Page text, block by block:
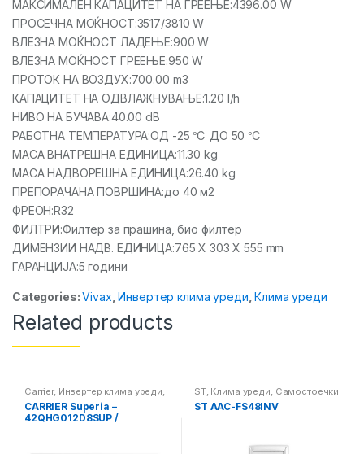
МАКСИМАЛЕН КАПАЦИТЕТ НА ГРЕЕЊЕ:4396.00 W
ПРОСЕЧНА МОЌНОСТ:3517/3810 W
ВЛЕЗНА МОЌНОСТ ЛАДЕЊЕ:900 W
ВЛЕЗНА МОЌНОСТ ГРЕЕЊЕ:950 W
ПРОТОК НА ВОЗДУХ:700.00 m3
КАПАЦИТЕТ НА ОДВЛАЖНУВАЊЕ:1.20 l/h
НИВО НА БУЧАВА:40.00 dB
РАБОТНА ТЕМПЕРАТУРА:ОД -25 ℃ ДО 50 ℃
МАСА ВНАТРЕШНА ЕДИНИЦА:11.30 kg
МАСА НАДВОРЕШНА ЕДИНИЦА:26.40 kg
ПРЕПОРАЧАНА ПОВРШИНА:до 40 м2
ФРЕОН:R32
ФИЛТРИ:Филтер за прашина, био филтер
ДИМЕНЗИИ НАДВ. ЕДИНИЦА:765 X 303 X 555 mm
ГАРАНЦИЈА:5 години
Categories:Vivax ,Инвертер клима уреди ,Клима уреди
Related products
Carrier, Инвертер клима уреди
Клима уреди
CARRIER Superia –
42QHG012D8SUP /
ST, Клима уреди Самостоечки
клима уреди
ST AAC-FS48INV